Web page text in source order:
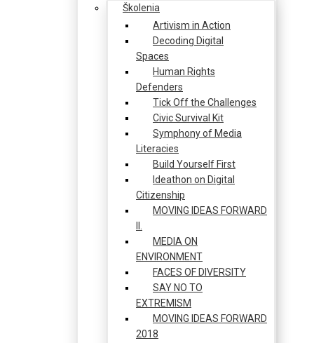
Školenia
Artivism in Action
Decoding Digital
Spaces
Human Rights
Defenders
Tick Off the Challenges
Civic Survival Kit
Symphony of Media
Literacies
Build Yourself First
Ideathon on Digital
Citizenship
MOVING IDEAS FORWARD
MEDIA ON
ENVIRONMENT
FACES OF DIVERSITY
SAY NO TO
EXTREMISM
MOVING IDEAS FORWARD
2018